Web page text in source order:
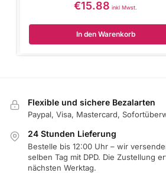
€15.88 inkl Mwst.
In den Warenkorb
Flexible und sichere Bezalarten
Paypal, Visa, Mastercard,
24 Stunden Lieferung
Bestelle bis 12:00 Uhr – wir
selben Tag mit DPD. Die Zustellung
nächsten Werktag.